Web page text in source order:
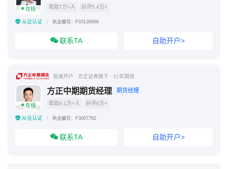
在线 帮助7万+人 好评5.4万+
从业认证 执业编号：F03139566
联系TA 自助开户>
极速开户 · 方正证券旗下 · 31年期商
在线
方正中期期货经理 期货经理
帮助9.1万+人 好评6万+
从业认证 执业编号：F3007762
联系TA 自助开户>